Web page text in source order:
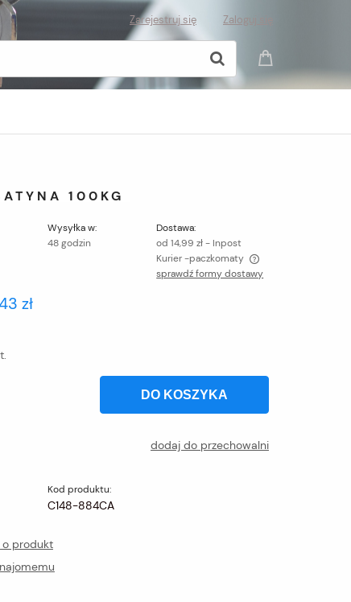
Zarejestruj się Zaloguj się
100KG
Wysyłka w:
48 godzin
Dostawa:
od 14,99 zł - Inpost
Kurier -paczkomaty
sprawdź formy dostawy
zł
DO KOSZYKA
dodaj do przechowalni
Kod produktu:
C148-884CA
o produkt